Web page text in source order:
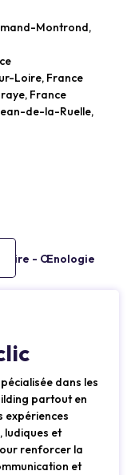
Montrond,
Loire, France
France
de-la-Ruelle,
dans les
partout en
expériences
ludiques et
renforcer la
et